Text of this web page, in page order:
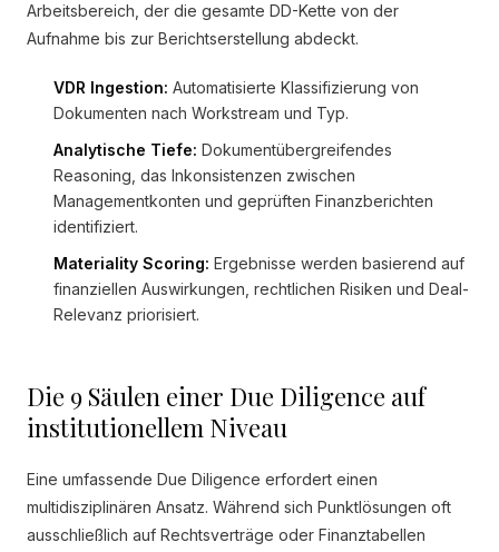
Arbeitsbereich, der die gesamte DD-Kette von der
Aufnahme bis zur Berichtserstellung abdeckt.
VDR Ingestion: Automatisierte Klassifizierung von
Dokumenten nach Workstream und Typ.
Analytische Tiefe: Dokumentübergreifendes
Reasoning, das Inkonsistenzen zwischen
Managementkonten und geprüften Finanzberichten
identifiziert.
Materiality Scoring: Ergebnisse werden basierend auf
finanziellen Auswirkungen, rechtlichen Risiken und Deal-
Relevanz priorisiert.
Die 9 Säulen einer Due Diligence auf
institutionellem Niveau
Eine umfassende Due Diligence erfordert einen
multidisziplinären Ansatz. Während sich Punktlösungen oft
ausschließlich auf Rechtsverträge oder Finanztabellen